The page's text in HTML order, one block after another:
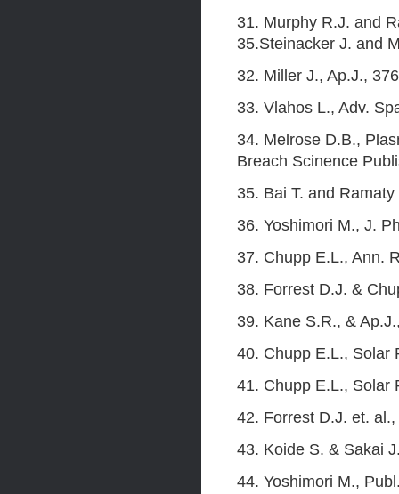
31. Murphy R.J. and
35.Steinacker J. and
32. Miller J., Ap.J.,
33. Vlahos L., Adv.
34. Melrose D.B.,
Breach Scinence
35. Bai T. and
36. Yoshimori M., J.
37. Chupp E.L., Ann.
38. Forrest D.J. &
39. Kane S.R., &
40. Chupp E.L., Solar
41. Chupp E.L., Solar
42. Forrest D.J. et.
43. Koide S. & Sakai
44. Yoshimori M.,